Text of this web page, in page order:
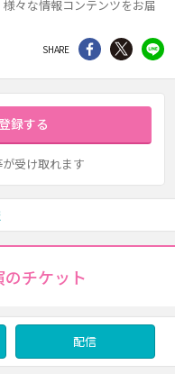
々な情報コンテンツをお届
SHARE シェア Twitter
録する
受け取れます
チケット
配信